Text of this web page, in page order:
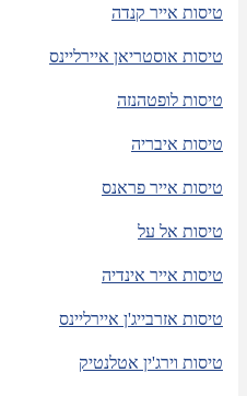
טיסות אייר קנדה
טיסות אוסטריאן איירליינס
טיסות לופטהנזה
טיסות איבריה
טיסות אייר פראנס
טיסות אל על
טיסות אייר אינדיה
טיסות אזרבייג'ן איירליינס
טיסות וירג'ין אטלנטיק